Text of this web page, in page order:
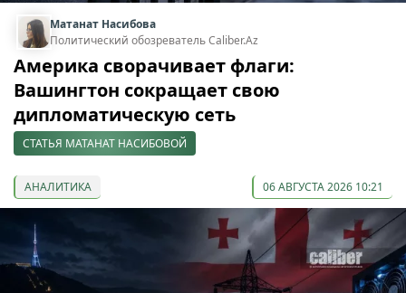
Матанат Насибова
Политический обозреватель Caliber.Az
Америка сворачивает флаги:
Вашингтон сокращает свою
дипломатическую сеть
СТАТЬЯ МАТАНАТ НАСИБОВОЙ
АНАЛИТИКА 06 АВГУСТА 2026 10:21